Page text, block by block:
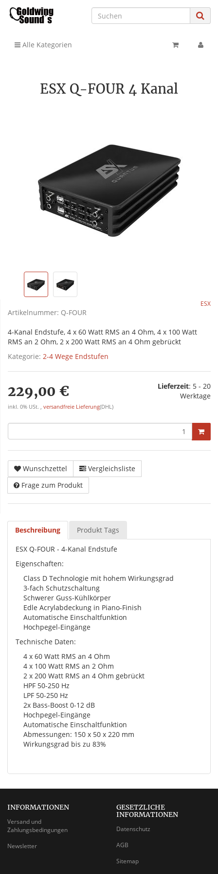
Alle Kategorien
ESX Q-FOUR 4 Kanal
ESX
Artikelnummer: Q-FOUR
4-Kanal Endstufe, 4 x 60 Watt RMS an 4 Ohm, 4 x 100 Watt
RMS an 2 Ohm, 2 x 200 Watt RMS an 4 Ohm gebrückt
Kategorie: 2-4 Wege Endstufen
229,00 €
inkl. 0% USt. , versandfreie Lieferung(DHL)
Lieferzeit: 5 - 20
Werktage
Wunschzettel
Vergleichsliste
Frage zum Produkt
Beschreibung Produkt Tags
ESX Q-FOUR - 4-Kanal Endstufe
Eigenschaften:
Class D Technologie mit hohem Wirkungsgrad
3-fach Schutzschaltung
Schwerer Guss-Kühlkörper
Edle Acrylabdeckung in Piano-Finish
Automatische Einschaltfunktion
Hochpegel-Eingänge
Technische Daten:
4 x 60 Watt RMS an 4 Ohm
4 x 100 Watt RMS an 2 Ohm
2 x 200 Watt RMS an 4 Ohm gebrückt
HPF 50-250 Hz
LPF 50-250 Hz
2x Bass-Boost 0-12 dB
Hochpegel-Eingänge
Automatische Einschaltfunktion
Abmessungen: 150 x 50 x 220 mm
Wirkungsgrad bis zu 83%
INFORMATIONEN
Versand und
Zahlungsbedingungen
Newsletter
GESETZLICHE
INFORMATIONEN
Datenschutz
AGB
Sitemap